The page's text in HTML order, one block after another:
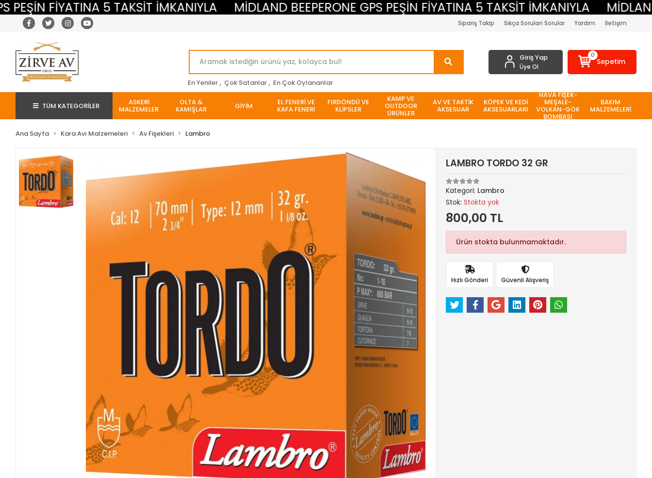
FİYATINA 5 TAKSİT İMKANIYLA MİDLAND BEEPERONE GPS PEŞİN FİYATINA 5 TAKSİT İMKANIYLA MİDLAND
Sipariş Takip Sıkça Sorulan Sorular Yardım İletişim
En Yeniler , Çok Satanlar , En Çok Oylananlar
Giriş Yap
Üye Ol
0
Sepetim
TÜM KATEGORİLER ASKERİ
MALZEMELER
OLTA &
KAMIŞLAR GİYİM EL FENERİ VE
KAFA FENERİ
FIRDÖNDÜ VE
KLİPSLER
KAMP VE
OUTDOOR
ÜRÜNLER
AV VE TAKTİK
AKSESUAR
KÖPEK VE KEDİ
AKSESUARLARI
HAVA FİŞEK-
MEŞALE-
VOLKAN-GÖK
BOMBASI
BAKIM
MALZEMELERİ
Ana Sayfa Kara Avı Malzemeleri Av Fişekleri Lambro
LAMBRO TORDO 32 GR
Kategori: Lambro
Stok:Stokta yok
800,00 TL
Ürün stokta bulunmamaktadır.
Hızlı Gönderi Güvenli Alışveriş